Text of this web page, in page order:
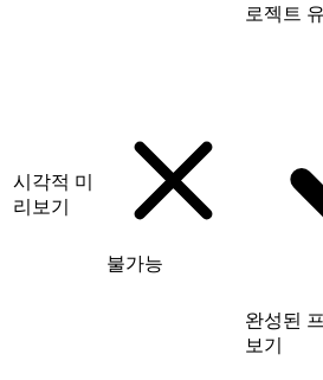
로젝트
시각적 미
리보기
불가능
완성된
보기